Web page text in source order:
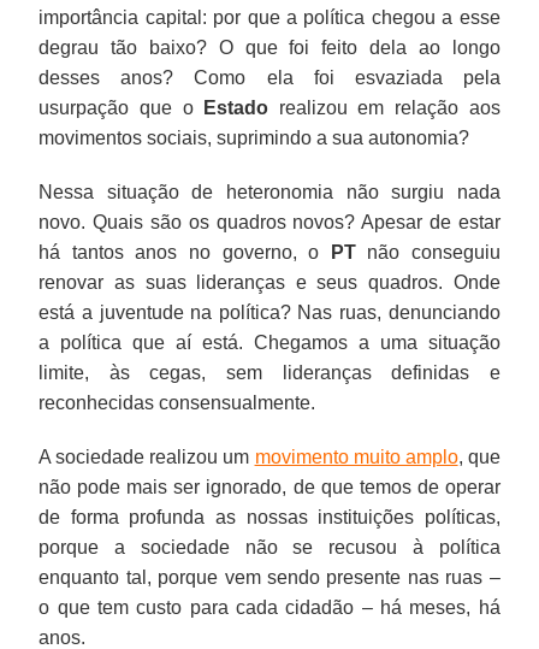
importância capital: por que a política chegou a esse
degrau tão baixo? O que foi feito dela ao longo
desses anos? Como ela foi esvaziada pela
usurpação que o
Estado realizou em relação aos
movimentos sociais, suprimindo a sua autonomia?
Nessa situação de heteronomia não surgiu nada
novo. Quais são os quadros novos? Apesar de estar
há tantos anos no governo, o
PTnão conseguiu
renovar as suas lideranças e seus quadros. Onde
está a juventude na política? Nas ruas, denunciando
a política que aí está. Chegamos a uma situação
limite, às cegas, sem lideranças definidas e
reconhecidas consensualmente.
A sociedade realizou um movimento muito amplo, que
não pode mais ser ignorado, de que temos de operar
de forma profunda as nossas instituições políticas,
porque a sociedade não se recusou à política
enquanto tal, porque vem sendo presente nas ruas –
o que tem custo para cada cidadão – há meses, há
anos.